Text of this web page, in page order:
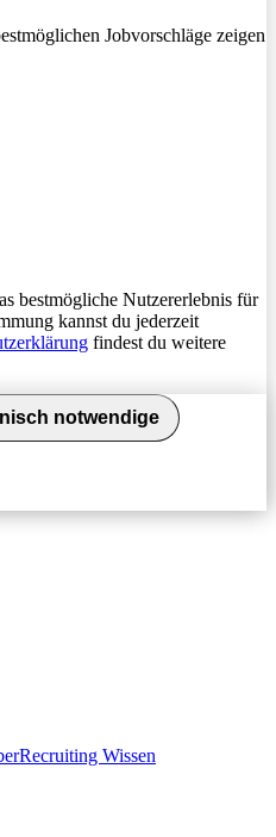
Jobvorschläge zeigen
bestmögliche Nutzererlebnis für
kannst du jederzeit
findest du weitere
notwendige
Recruiting Wissen